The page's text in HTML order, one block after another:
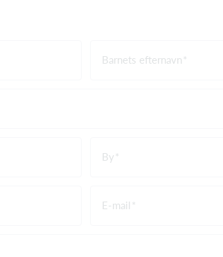
Barnets efternavn
By
E-mail